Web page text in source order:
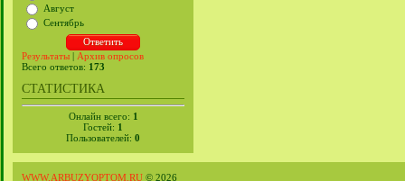
Август
Сентябрь
Результаты | Архив опросов
Всего ответов: 173
СТАТИСТИКА
Онлайн всего: 1
Гостей: 1
Пользователей: 0
WWW.ARBUZYOPTOM.RU © 2026